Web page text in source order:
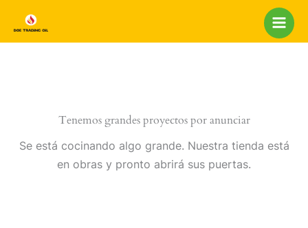
contenido
Tenemos grandes proyectos por anunciar
Se está cocinando algo grande. Nuestra tienda está
en obras y pronto abrirá sus puertas.